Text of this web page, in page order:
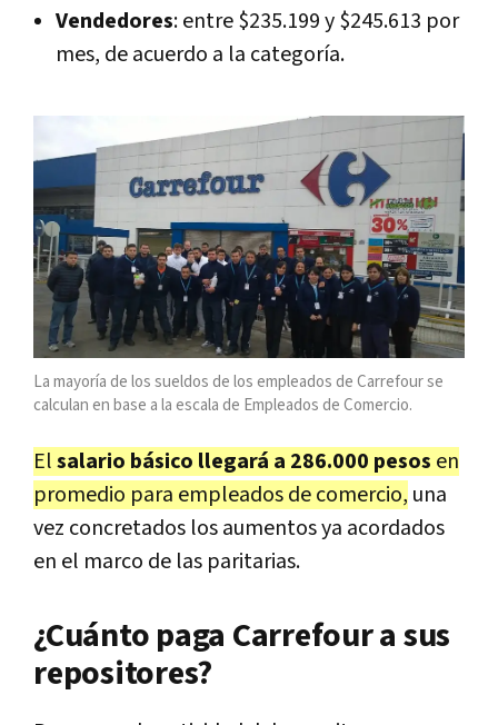
Vendedores: entre $235.199 y $245.613 por
mes, de acuerdo a la categoría.
La mayoría de los sueldos de los empleados de Carrefour se
calculan en base a la escala de Empleados de Comercio.
Elsalario básico llegará a 286.000 pesos en
promedio para empleados de comercio, una
vez concretados los aumentos ya acordados
en el marco de las paritarias.
¿Cuánto paga Carrefour a sus
repositores?